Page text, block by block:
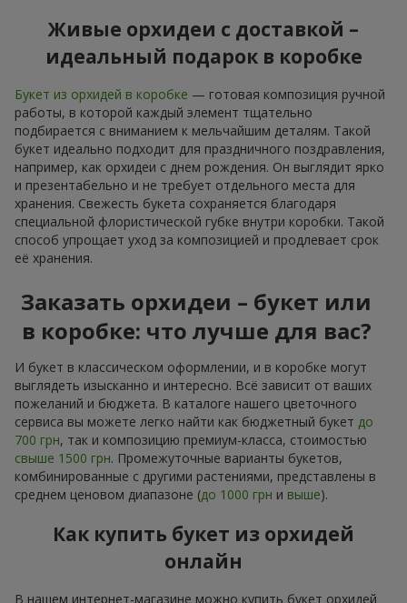
Живые орхидеи с доставкой –
идеальный подарок в коробке
Букет из орхидей в коробке — готовая композиция ручной
работы, в которой каждый элемент тщательно
подбирается с вниманием к мельчайшим деталям. Такой
букет идеально подходит для праздничного поздравления,
например, как орхидеи с днем рождения. Он выглядит ярко
и презентабельно и не требует отдельного места для
хранения. Свежесть букета сохраняется благодаря
специальной флористической губке внутри коробки. Такой
способ упрощает уход за композицией и продлевает срок
её хранения.
Заказать орхидеи – букет или
в коробке: что лучше для вас?
И букет в классическом оформлении, и в коробке могут
выглядеть изысканно и интересно. Всё зависит от ваших
пожеланий и бюджета. В каталоге нашего цветочного
сервиса вы можете легко найти как бюджетный букет до
700 грн, так и композицию премиум-класса, стоимостью
свыше 1500 грн. Промежуточные варианты букетов,
комбинированные с другими растениями, представлены в
среднем ценовом диапазоне (до 1000 грн и выше).
Как купить букет из орхидей
онлайн
В нашем интернет-магазине можно купить букет орхидей